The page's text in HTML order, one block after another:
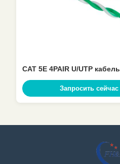
CAT 5E 4PAIR U/UTP кабель
Запросить сейчас